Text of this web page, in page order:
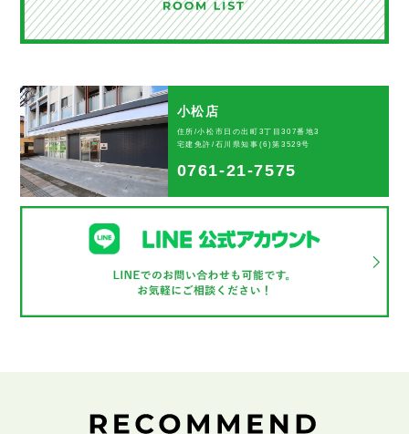
小松店
住所/小松市日の出町3丁目307番地3
宅建免許/石川県知事(6)第3529号
0761-21-7575